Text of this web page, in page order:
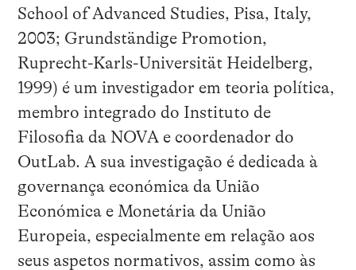
School of Advanced Studies, Pisa, Italy,
2003; Grundständige Promotion,
Ruprecht-Karls-Universität Heidelberg,
1999) é um investigador em teoria política,
membro integrado do Instituto de
Filosofia da NOVA e coordenador do
OutLab. A sua investigação é dedicada à
governança económica da União
Económica e Monetária da União
Europeia, especialmente em relação aos
seus aspetos normativos, assim como às